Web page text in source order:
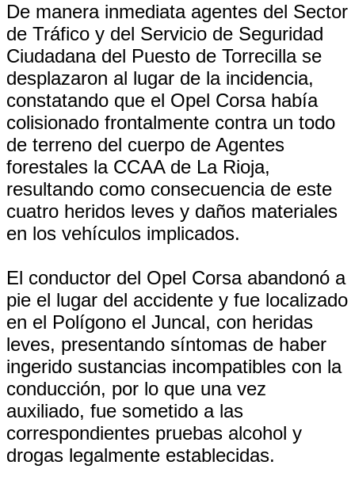
De manera inmediata agentes del Sector
de Tráfico y del Servicio de Seguridad
Ciudadana del Puesto de Torrecilla se
desplazaron al lugar de la incidencia,
constatando que el Opel Corsa había
colisionado frontalmente contra un todo
de terreno del cuerpo de Agentes
forestales la CCAA de La Rioja,
resultando como consecuencia de este
cuatro heridos leves y daños materiales
en los vehículos implicados.
El conductor del Opel Corsa abandonó a
pie el lugar del accidente y fue localizado
en el Polígono el Juncal, con heridas
leves, presentando síntomas de haber
ingerido sustancias incompatibles con la
conducción, por lo que una vez
auxiliado, fue sometido a las
correspondientes pruebas alcohol y
drogas legalmente establecidas.